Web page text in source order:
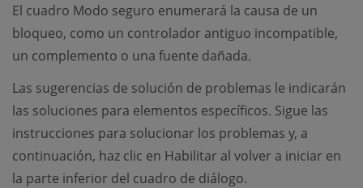
El cuadro Modo seguro enumerará la causa de un
bloqueo, como un controlador antiguo incompatible,
un complemento o una fuente dañada.
Las sugerencias de solución de problemas le indicarán
las soluciones para elementos específicos. Sigue las
instrucciones para solucionar los problemas y, a
continuación, haz clic en Habilitar al volver a iniciar en
la parte inferior del cuadro de diálogo.